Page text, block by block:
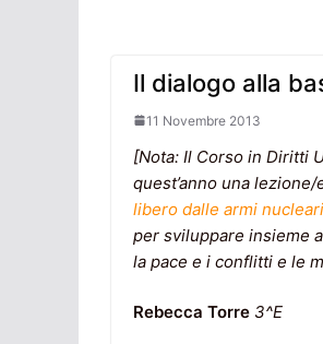
Il dialogo alla
11 Novembre 2013
[Nota: Il Corso in Diritti
quest’anno una
libero dalle armi nucleari
per sviluppare insieme
la pace e i conflitti e le
Rebecca Torre 3^E